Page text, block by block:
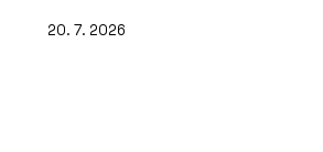
20. 7. 2026